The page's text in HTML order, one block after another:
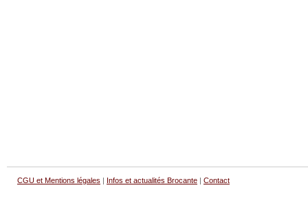
CGU et Mentions légales | Infos et actualités Brocante | Contact